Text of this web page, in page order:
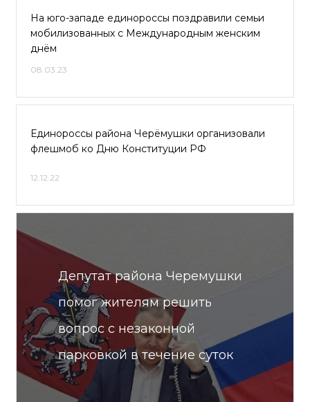
На юго-западе единороссы поздравили семьи
мобилизованных с Международным женским
днём
08.03.23
Единороссы района Черёмушки организовали
флешмоб ко Дню Конституции РФ
12.12.22
Депутат района Черемушки
помог жителям решить
вопрос с незаконной
парковкой в течение суток